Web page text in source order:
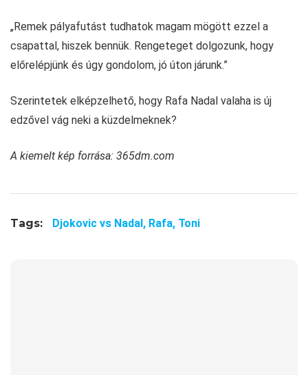
„Remek pályafutást tudhatok magam mögött ezzel a
csapattal, hiszek bennük. Rengeteget dolgozunk, hogy
előrelépjünk és úgy gondolom, jó úton járunk.”
Szerintetek elképzelhető, hogy Rafa Nadal valaha is új
edzővel vág neki a küzdelmeknek?
A kiemelt kép forrása: 365dm.com
Tags: Djokovic vs Nadal, Rafa, Toni